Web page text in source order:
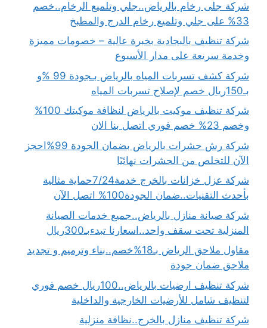
شركة جلى رخام بالرياض..جلي وتلميع الرخام..خصم
33% على جلي وتلميع رخام الدرج والمطبخ
شركة تنظيف بالبجادية بخبرة عالية – خصومات مميزة
وخدمة سريعة على مدار الأسبوع
شركة كشف تسربات المياه بالرياض بـجودة 99 %و
بـ150ريال خصم لإصلاح تسربات المياه
شركة تنظيف موكيت بالرياض لنظافة موكيتك 100%
وخصم 23% خصم فوري اتصل بنا الان
شركة رش حشرات بالرياض بضمان الجودة 99%احجز
الآن للتخلص من الحشرات نهائيًا
شركة عزل خزانات بالخرج خدمة7/24حماية مثالية
بأحدث التقنيات..ضمان الجودة100% اتصل الآن
شركة صيانة منازل بالرياض..جميع خدمات الصيانة
المنزلية تحت سقف واحد..اسعارنا تبدءبـ300ريال
مقاول ملاحق الرياض بـ18%خصم..بناء وترميم و تجديد
ملاحق ضمان جودة
شركة تنظيف ارضيات بالرياض..100ريال خصم فوري
لتنظيف شامل للأرضيات الخارجية والداخلية
شركة تنظيف منازل بالخرج..نظافة منزلية